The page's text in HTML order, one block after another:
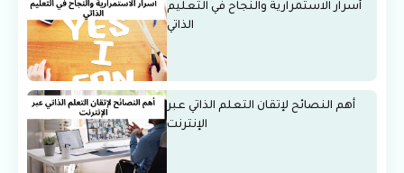
أسرار الاستمرارية والنجاح في التعليم
الذاتي
أهم النصائح لإتقان التعلم الذاتي عبر
الإنترنت